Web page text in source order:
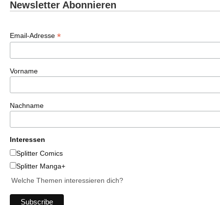
Newsletter Abonnieren
Email-Adresse *
Vorname
Nachname
Interessen
Splitter Comics
Splitter Manga+
Welche Themen interessieren dich?